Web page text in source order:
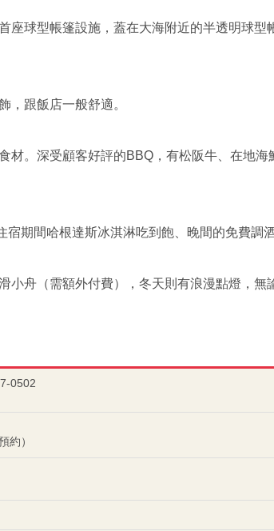
座球型帳篷設施，蓋在大海附近的半透明球型
，跟飯店一般舒適。
。深受顧客好評的BBQ，有松阪牛、在地海
期間哈根達斯冰淇淋吃到飽、晚間的免費調
小舟（需額外付費），冬天則有浪漫點燈，無
0502
約）